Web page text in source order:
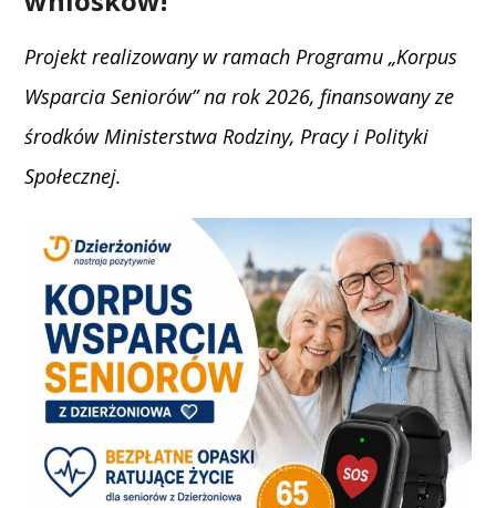
Projekt realizowany w ramach Programu „Korpus
Wsparcia Seniorów” na rok 2026, finansowany ze
środków Ministerstwa Rodziny, Pracy i Polityki
Społecznej.